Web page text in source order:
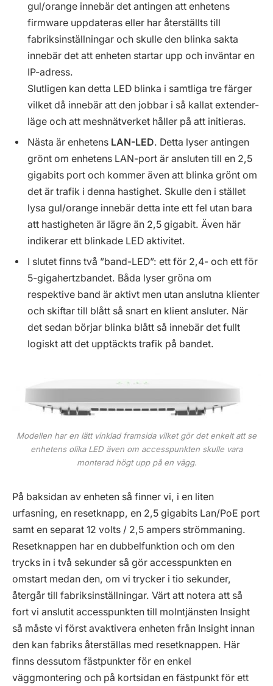
gul/orange innebär det antingen att enhetens
firmware uppdateras eller har återställts till
fabriksinställningar och skulle den blinka sakta
innebär det att enheten startar upp och inväntar en
IP-adress.
Slutligen kan detta LED blinka i samtliga tre färger
vilket då innebär att den jobbar i så kallat extender-
läge och att meshnätverket håller på att initieras.
Nästa är enhetens LAN-LED. Detta lyser antingen
grönt om enhetens LAN-port är ansluten till en 2,5
gigabits port och kommer även att blinka grönt om
det är trafik i denna hastighet. Skulle den i stället
lysa gul/orange innebär detta inte ett fel utan bara
att hastigheten är lägre än 2,5 gigabit. Även här
indikerar ett blinkade LED aktivitet.
I slutet finns två ”band-LED”: ett för 2,4- och ett för
5-gigahertzbandet. Båda lyser gröna om
respektive band är aktivt men utan anslutna klienter
och skiftar till blått så snart en klient ansluter. När
det sedan börjar blinka blått så innebär det fullt
logiskt att det upptäckts trafik på bandet.
Modellen har en lätt vinklad framsida vilket gör det enkelt att se
enhetens olika LED även om accesspunkten skulle vara
monterad högt upp på en vägg.
På baksidan av enheten så finner vi, i en liten
urfasning, en resetknapp, en 2,5 gigabits Lan/PoE port
samt en separat 12 volts / 2,5 ampers strömmaning.
Resetknappen har en dubbelfunktion och om den
trycks in i två sekunder så gör accesspunkten en
omstart medan den, om vi trycker i tio sekunder,
återgår till fabriksinställningar. Värt att notera att så
fort vi anslutit accesspunkten till molntjänsten Insight
så måste vi först avaktivera enheten från Insight innan
den kan fabriks återställas med resetknappen. Här
finns dessutom fästpunkter för en enkel
väggmontering och på kortsidan en fästpunkt för ett